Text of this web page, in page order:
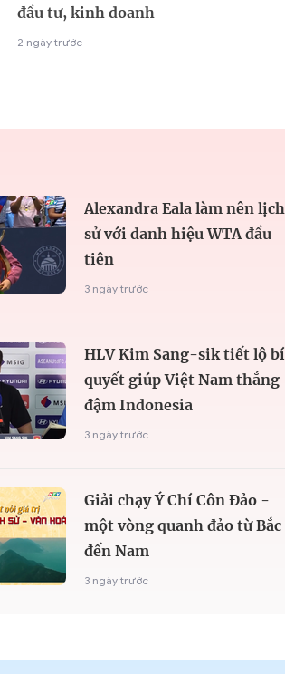
đầu tư, kinh doanh
2 ngày trước
Alexandra Eala làm nên lịch
sử với danh hiệu WTA đầu
tiên
3 ngày trước
HLV Kim Sang-sik tiết lộ bí
quyết giúp Việt Nam thắng
đậm Indonesia
3 ngày trước
Giải chạy Ý Chí Côn Đảo -
một vòng quanh đảo từ Bắc
đến Nam
3 ngày trước